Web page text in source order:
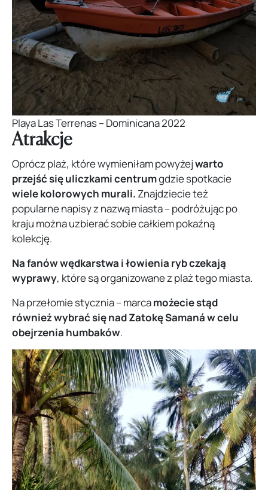
Playa Las Terrenas – Dominicana 2022
Atrakcje
Oprócz plaż, które wymieniłam powyżejwarto
przejść się uliczkami centrumgdzie spotkacie
wiele kolorowych murali. Znajdziecie też
popularne napisy z nazwą miasta – podróżując po
kraju można uzbierać sobie całkiem pokaźną
kolekcję.
Na fanów wędkarstwa i łowienia ryb czekają
wyprawy, które są organizowane z plaż tego miasta.
Na przełomie stycznia – marcamożecie stąd
również wybrać się nad Zatokę Samaná w celu
obejrzenia humbaków.